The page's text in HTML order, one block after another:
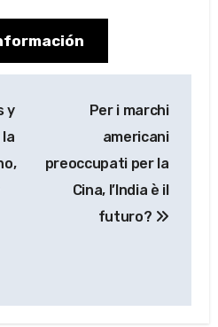
y
Per i marchi
americani
preoccupati per la
Cina, l’India è il
futuro?